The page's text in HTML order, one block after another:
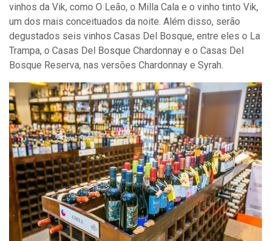
vinhos da Vik, como O Leão, o Milla Cala e o vinho tinto Vik,
um dos mais conceituados da noite. Além disso, serão
degustados seis vinhos Casas Del Bosque, entre eles o La
Trampa, o Casas Del Bosque Chardonnay e o Casas Del
Bosque Reserva, nas versões Chardonnay e Syrah.